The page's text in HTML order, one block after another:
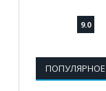
9.0
ПОПУЛЯРНОЕ